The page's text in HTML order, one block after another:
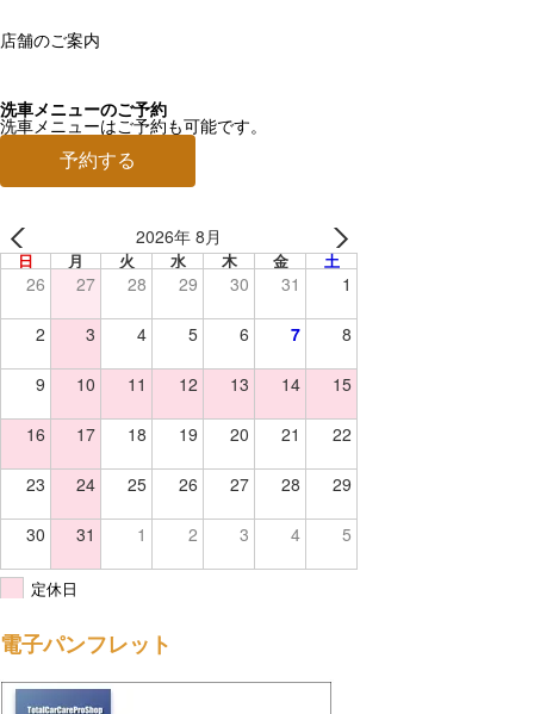
店舗のご案内
洗車メニューのご予約
洗車メニューはご予約も可能です。
予約する
2026年 8月
日 月 火 水 木 金 土
26 27 28 29 30 31 1
2 3 4 5 6 7 8
9 10 11 12 13 14 15
16 17 18 19 20 21 22
23 24 25 26 27 28 29
30 31 1 2 3 4 5
定休日
電子パンフレット